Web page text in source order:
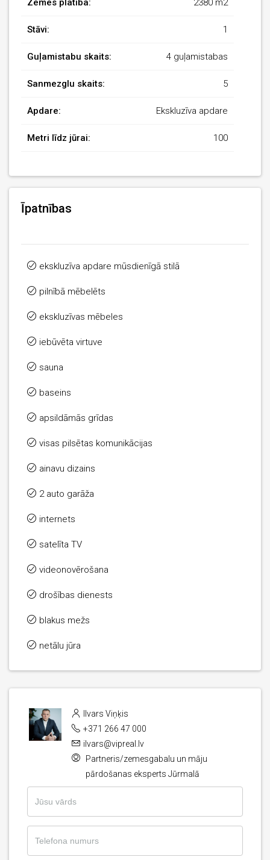
Zemes platība: 2380 m2
Stāvi: 1
Guļamistabu skaits: 4 guļamistabas
Sanmezglu skaits: 5
Apdare: Ekskluzīva apdare
Metri līdz jūrai: 100
Īpatnības
ekskluzīva apdare mūsdienīgā stilā
pilnībā mēbelēts
ekskluzīvas mēbeles
iebūvēta virtuve
sauna
baseins
apsildāmās grīdas
visas pilsētas komunikācijas
ainavu dizains
2 auto garāža
internets
satelīta TV
videonovērošana
drošības dienests
blakus mežs
netālu jūra
Ilvars Viņķis
+371 266 47 000
ilvars@vipreal.lv
Partneris/zemesgabalu un māju
pārdošanas eksperts Jūrmalā